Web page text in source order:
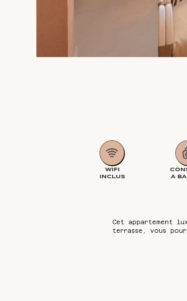
WIFI
INCLUS
A
Cet appartement
terrasse, vous